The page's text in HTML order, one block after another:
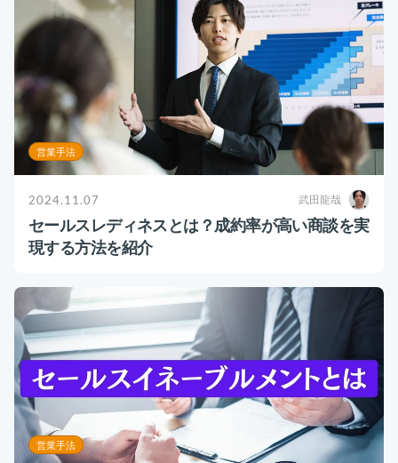
営業手法
2024.11.07 武田龍哉
セールスレディネスとは？成約率が高い商談を実
現する方法を紹介
営業手法